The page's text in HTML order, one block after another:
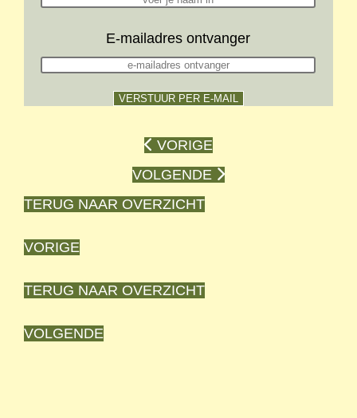
E-mailadres ontvanger
VORIGE
VOLGENDE
TERUG NAAR OVERZICHT
VORIGE
TERUG NAAR OVERZICHT
VOLGENDE